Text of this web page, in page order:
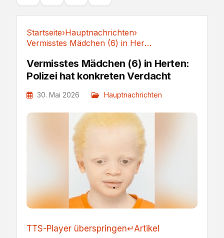
Startseite›Hauptnachrichten›
Vermisstes Mädchen (6) in Herten: Polizei hat...
Vermisstes Mädchen (6) in Herten:
Polizei hat konkreten Verdacht
30. Mai 2026 Hauptnachrichten
TTS-Player überspringen↵Artikel